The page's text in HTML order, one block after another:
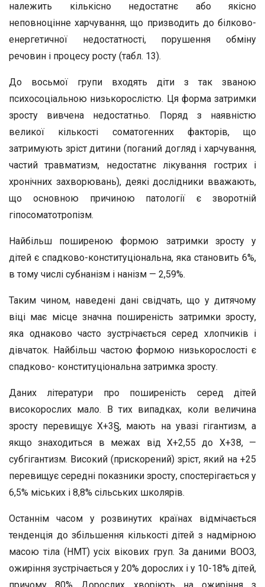
належить кількісно недостатнє або якісно
неповноцінне харчування, що призводить до білково-
енергетичної недостатності, порушення обміну
речовин і процесу росту (табл. 13).
До восьмої групи входять діти з так званою
психосоціальною низькорослістю. Ця форма затримки
зросту вивчена недостатньо. Поряд з наявністю
великої кількості соматогенних факторів, що
затримують зріст дитини (поганий догляд і харчування,
частий травматизм, недостатнє лікування гострих і
хронічних захворювань), деякі дослідники вважають,
що основною причиною патології є зворотній
гіпосоматотропізм.
Найбільш поширеною формою затримки зросту у
дітей є спадково-конституціональна, яка становить 6%,
в тому числі субнанізм і нанізм — 2,59%.
Таким чином, наведені дані свідчать, що у дитячому
віці має місце значна поширеність затримки зросту,
яка однаково часто зустрічається серед хлопчиків і
дівчаток. Найбільш частою формою низькорослості є
спадково- конституціональна затримка зросту.
Даних літератури про поширеність серед дітей
високорослих мало. В тих випадках, коли величина
зросту перевищує Х+3§, мають на увазі гігантизм, а
якщо знаходиться в межах від Х+2,55 до Х+38, —
субгігантизм. Високий (прискорений) зріст, який на +25
перевищує середні показники зросту, спостерігається у
6,5% міських і 8,8% сільських школярів.
Останнім часом у розвинутих країнах відмічається
тенденція до збільшення кількості дітей з надмірною
масою тіла (НМТ) усіх вікових груп. За даними ВООЗ,
ожиріння зустрічається у 20% дорослих і у 10-18% дітей,